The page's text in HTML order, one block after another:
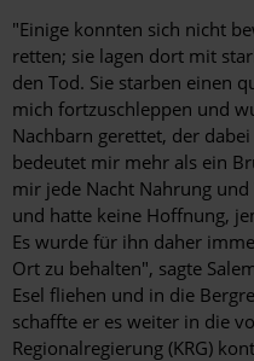
"Einige konnten sich nicht
retten; sie lagen dort mit
den Tod. Sie starben einen
mich fortzuschleppen und
Nachbarn gerettet, der
bedeutet mir mehr als ein
mir jede Nacht Nahrung
und hatte keine Hoffnung,
Es wurde für ihn daher
Ort zu behalten", sagte
Esel fliehen und in die
schaffte er es weiter in die
Regionalregierung (KRG)